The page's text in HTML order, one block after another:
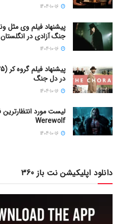
جنگ آزادی در انگلستان
در دل جنگ
Werewolf
دانلود اپلیکیشن نت باز 360